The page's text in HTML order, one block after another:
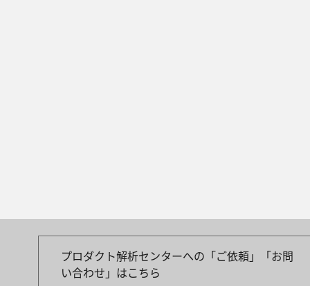
プロダクト解析センターへの「ご依頼」「お問
い合わせ」はこちら